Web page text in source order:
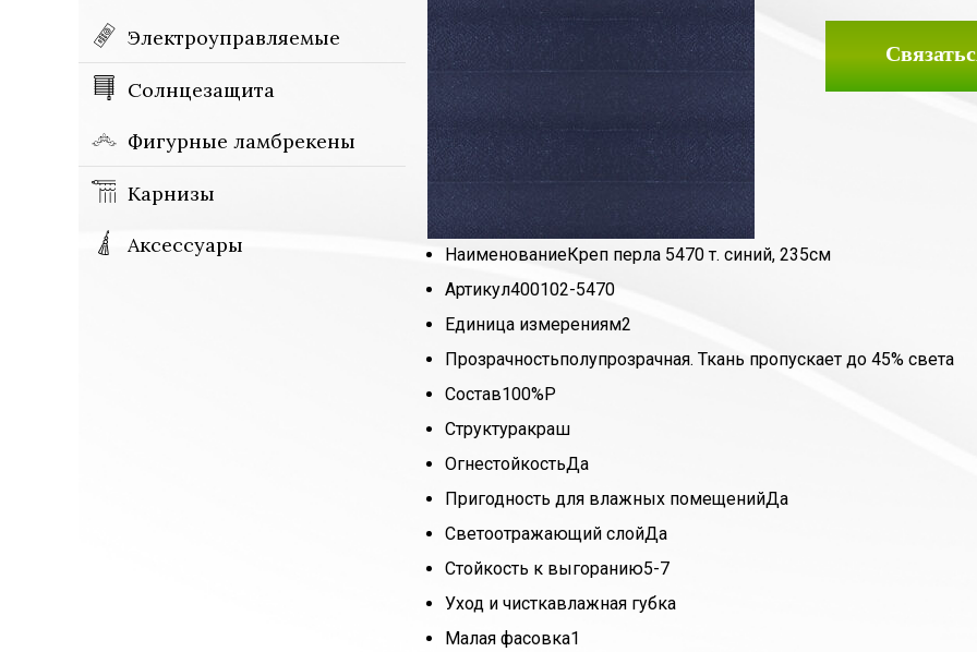
Электроуправляемые
Солнцезащита
Фигурные ламбрекены
Карнизы
Аксессуары НаименованиеКреп перла 5470 т. синий, 235см
Артикул400102-5470
Единица измерениям2
Прозрачностьполупрозрачная. Ткань пропускает до 45% света
Состав100%P
Структуракраш
ОгнестойкостьДа
Пригодность для влажных помещенийДа
Светоотражающий слойДа
Стойкость к выгоранию5-7
Уход и чисткавлажная губка
Малая фасовка1